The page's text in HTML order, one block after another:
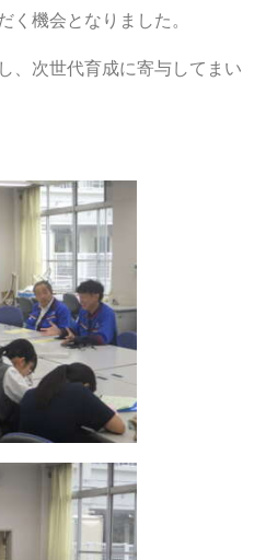
く機会となりました。
、次世代育成に寄与してまい